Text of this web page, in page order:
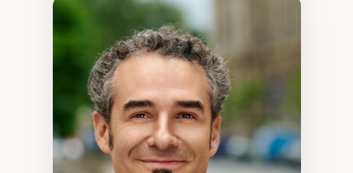
Économie circulaire
Modèles d’affaires durables
Histoire des faits économiques
Gestion durable des ressources naturelles
Écologie industrielle
Aménagement durable du territoire
Développement régional
Coopératives
Télétravail en milieu rural francophone
Transition socio-écologique